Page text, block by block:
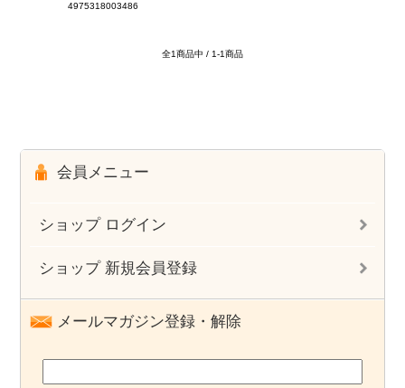
4975318003486
全1商品中 / 1-1商品
会員メニュー
ショップ ログイン
ショップ 新規会員登録
メールマガジン登録・解除